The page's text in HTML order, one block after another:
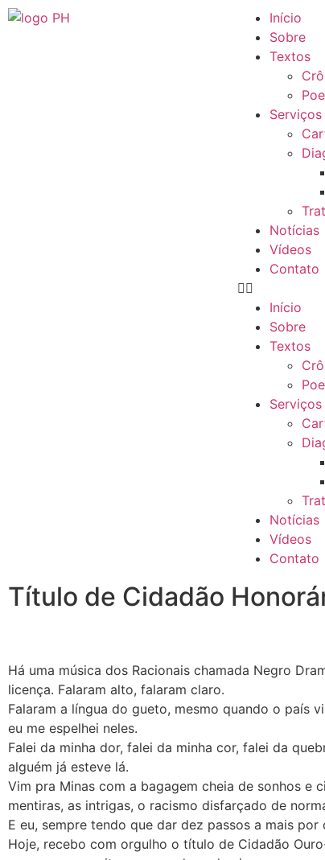
Início
Sobre
Textos
Serviços
Notícias
Vídeos
Contato
Início
Sobre
Textos
Serviços
Notícias
Vídeos
Contato
Título de Cidadão
Há uma música dos Racionais chamada Negro
licença. Falaram alto, falaram claro.
Falaram a língua do gueto, mesmo quando o país
eu me espelhei neles.
Falei da minha dor, falei da minha cor, falei da
alguém já esteve lá.
Vim pra Minas com a bagagem cheia de sonhos e
mentiras, as intrigas, o racismo disfarçado de
E eu, sempre tendo que dar dez passos a mais
Hoje, recebo com orgulho o título de Cidadão